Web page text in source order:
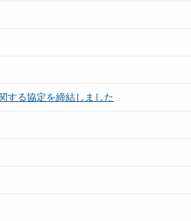
する協定を締結しました